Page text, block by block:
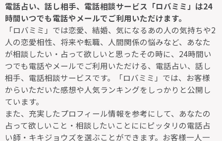
電話占い、話し相手、電話相談サービス「ロバミミ」は24
時間いつでも電話やメールでご利用いただけます。
「ロバミミ」では恋愛、結婚、気になるあの人の気持ちや2
人の恋愛相性、将来や転職、人間関係の悩みなど、あなた
が相談したい・占って欲しいと思ったその時に、24時間い
つでも電話やメールでご利用いただける、電話占い、話し
相手、電話相談サービスです。「ロバミミ」では、お客様
からいただいた感想や人気ランキングをしっかりと公開し
ています。
また、充実したプロフィール情報を参考にして、あなたの
占って欲しいこと・相談したいことににピッタリの電話占
い師・キキジョウズを選ぶことができます。お客様一人一